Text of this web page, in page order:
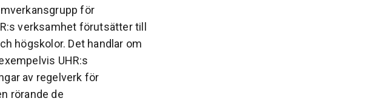
för
verksamhet förutsätter till
högskolor. Det handlar om
UHR:s
av regelverk för
rörande de